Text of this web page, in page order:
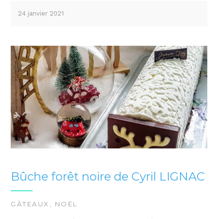
24 janvier 2021
Bûche forêt noire de Cyril LIGNAC
GÂTEAUX , NOËL